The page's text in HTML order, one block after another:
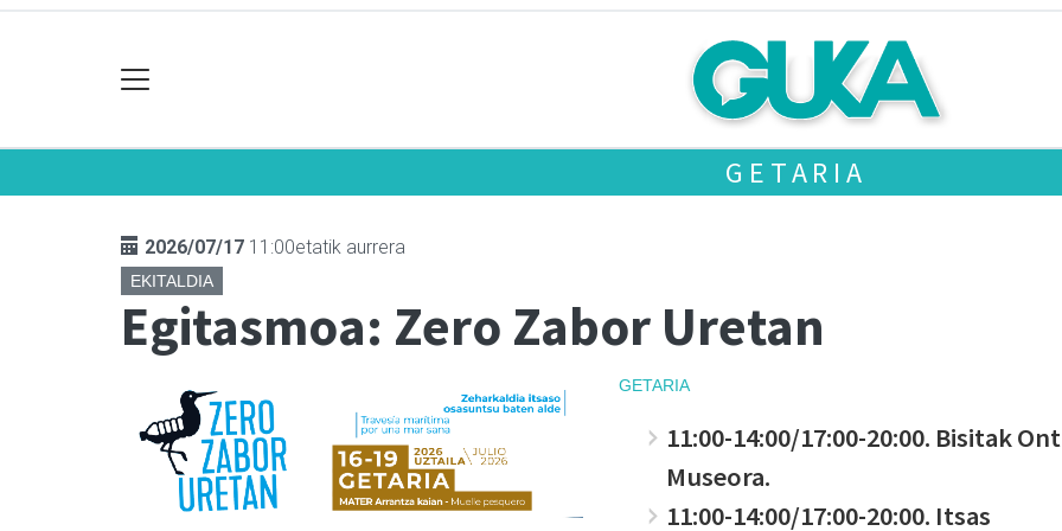
GETARIA
2026/07/17 11:00etatik aurrera
EKITALDIA
Egitasmoa: Zero Zabor Uretan
GETARIA
11:00-14:00/17:00-20:00. Bisitak
Museora.
11:00-14:00/17:00-20:00. Itsas